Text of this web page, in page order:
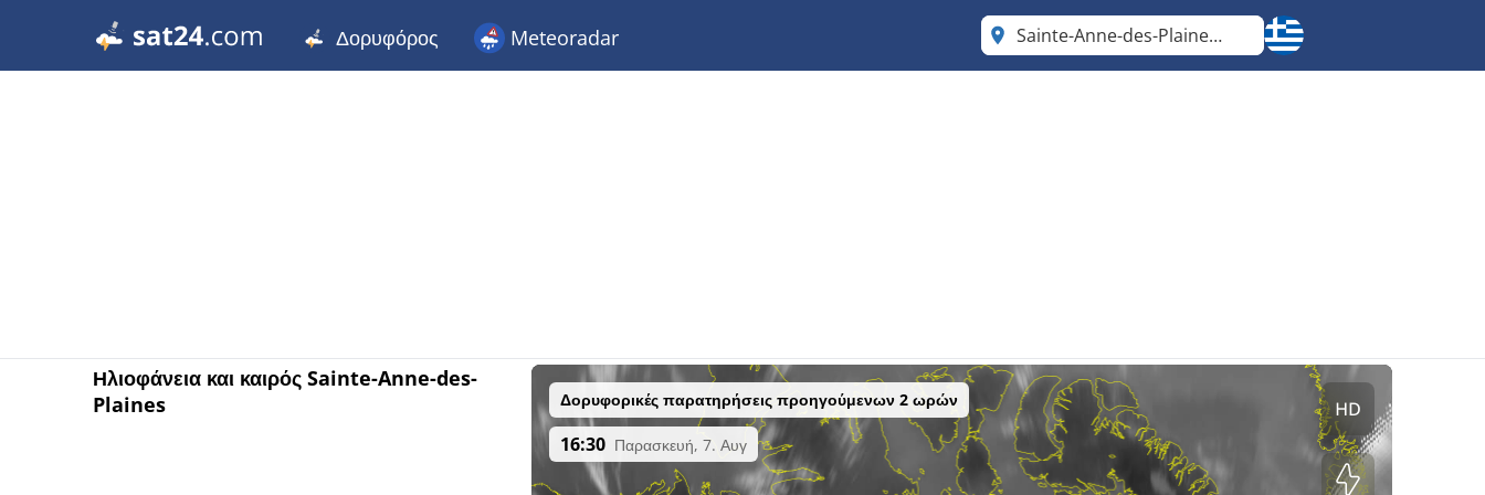
Δορυφόρος Meteoradar Sainte-Anne-des-Plaines Quebec
Ηλιοφάνεια και καιρός Sainte-Anne-des-
Plaines
Δορυφορικές παρατηρήσεις προηγούμενων 2 ωρών
16:30 Παρασκευή, 7. Αυγ